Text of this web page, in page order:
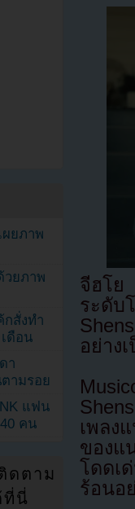
จีฮโย
ระดับ
อย่าง
เพลง
ของแ
โดดเ
ร้อนอ
ผยภาพ
วยภาพ
กสั่งทำ
ดือน
า
ามรอย
แฟน
คน
ดตาม
ที่นี่